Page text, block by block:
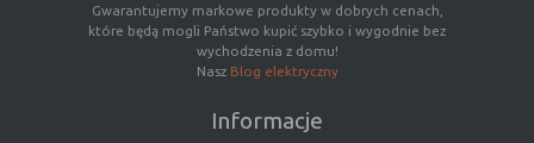
Gwarantujemy markowe produkty w dobrych cenach,
które będą mogli Państwo kupić szybko i wygodnie bez
wychodzenia z domu!
Nasz Blog elektryczny
Informacje